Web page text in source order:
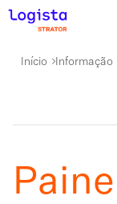
Início Informação